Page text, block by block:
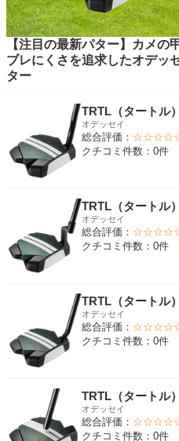
【注目の最新パター】カメの
ブレにくさを追求したオデッ
ター
TRTL（タートル
オデッセイ
総合評価：
クチコミ件数：0件
TRTL（タートル
オデッセイ
総合評価：
クチコミ件数：0件
TRTL（タートル
オデッセイ
総合評価：
クチコミ件数：0件
TRTL（タートル
オデッセイ
総合評価：
クチコミ件数：0件